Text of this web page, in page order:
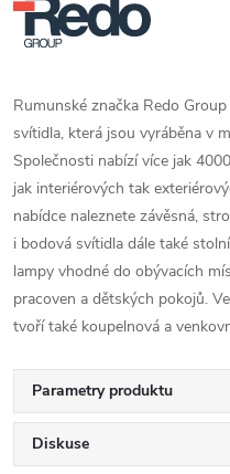
Rumunské značka Redo
svítidla, která jsou vyráběna v
Společnosti nabízí více jak 4000
jak interiérových tak
nabídce naleznete závěsná,
i bodová svítidla dále také
lampy vhodné do obývacích
pracoven a dětských pokojů.
tvoří také koupelnová a
Parametry produktu
Diskuse